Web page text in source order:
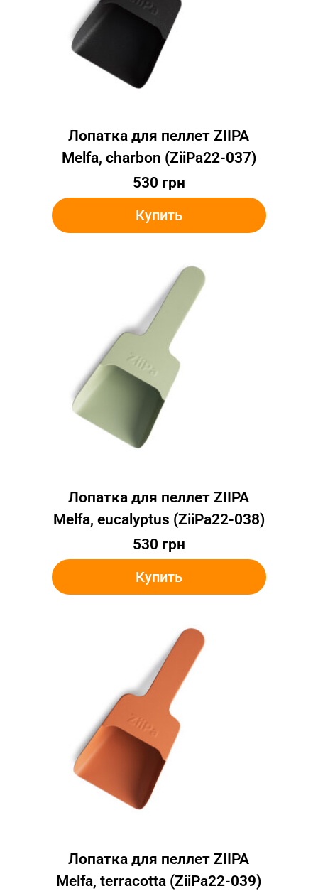
Лопатка для пеллет ZIIPA
Melfa, charbon (ZiiPa22-037)
530 грн
Купить
Лопатка для пеллет ZIIPA
Melfa, eucalyptus (ZiiPa22-038)
530 грн
Купить
Лопатка для пеллет ZIIPA
Melfa, terracotta (ZiiPa22-039)